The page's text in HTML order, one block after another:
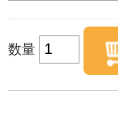
数量